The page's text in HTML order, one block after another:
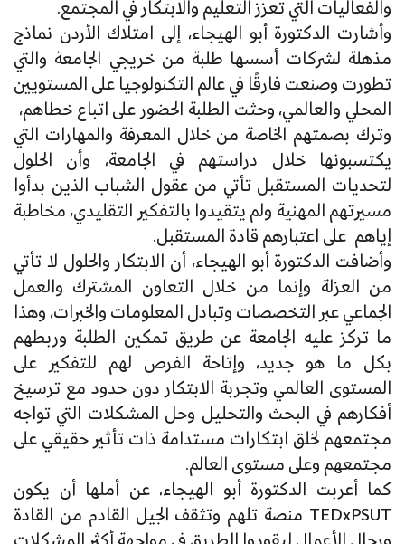
والفعاليات التي تعزز التعليم والابتكار في المجتمع.
وأشارت الدكتورة أبو الهيجاء، إلى امتلاك الأردن نماذج
مذهلة لشركات أسسها طلبة من خريجي الجامعة والتي
تطورت وصنعت فارقًا في عالم التكنولوجيا على المستويين
المحلي والعالمي، وحثت الطلبة الحضور على اتباع خطاهم،
وترك بصمتهم الخاصة من خلال المعرفة والمهارات التي
يكتسبونها خلال دراستهم في الجامعة، وأن الحلول
لتحديات المستقبل تأتي من عقول الشباب الذين بدأوا
مسيرتهم المهنية ولم يتقيدوا بالتفكير التقليدي، مخاطبة
إياهم على اعتبارهم قادة المستقبل.
وأضافت الدكتورة أبو الهيجاء، أن الابتكار والحلول لا تأتي
من العزلة وإنما من خلال التعاون المشترك والعمل
الجماعي عبر التخصصات وتبادل المعلومات والخبرات، وهذا
ما تركز عليه الجامعة عن طريق تمكين الطلبة وربطهم
بكل ما هو جديد، وإتاحة الفرص لهم للتفكير على
المستوى العالمي وتجربة الابتكار دون حدود مع ترسيخ
أفكارهم في البحث والتحليل وحل المشكلات التي تواجه
مجتمعهم لخلق ابتكارات مستدامة ذات تأثير حقيقي على
مجتمعهم وعلى مستوى العالم.
كما أعربت الدكتورة أبو الهيجاء، عن أملها أن يكون
TEDxPSUT منصة تلهم وتثقف الجيل القادم من القادة